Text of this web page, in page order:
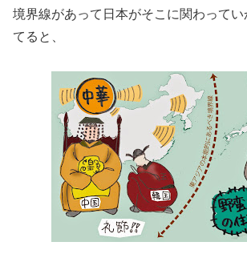
境界線があって日本がそこに関わって
てると、